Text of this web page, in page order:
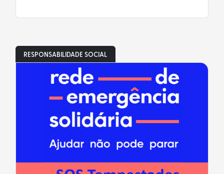
RESPONSABILIDADE SOCIAL